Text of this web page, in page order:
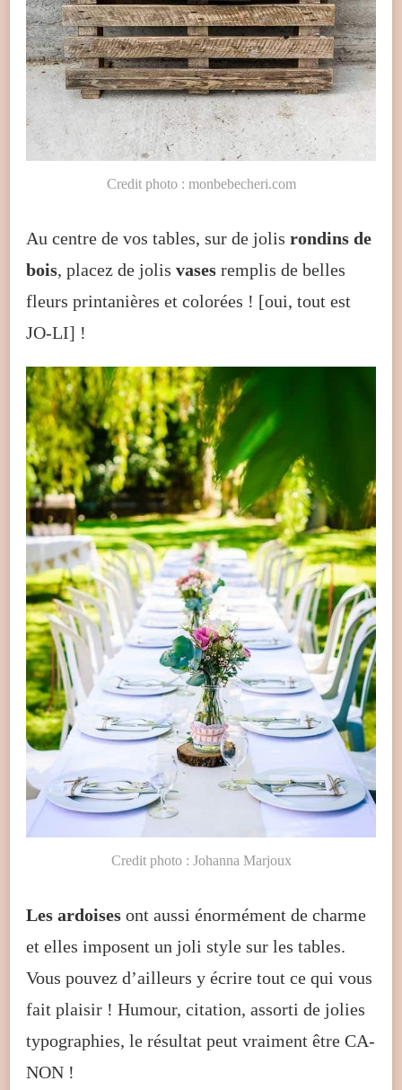
Credit photo : monbebecheri.com
Au centre de vos tables, sur de jolis rondins de
bois, placez de jolis vases remplis de belles
fleurs printanières et colorées ! [oui, tout est
JO-LI] !
Credit photo : Johanna Marjoux
Les ardoises ont aussi énormément de charme
et elles imposent un joli style sur les tables.
Vous pouvez d’ailleurs y écrire tout ce qui vous
fait plaisir ! Humour, citation, assorti de jolies
typographies, le résultat peut vraiment être CA-
NON !